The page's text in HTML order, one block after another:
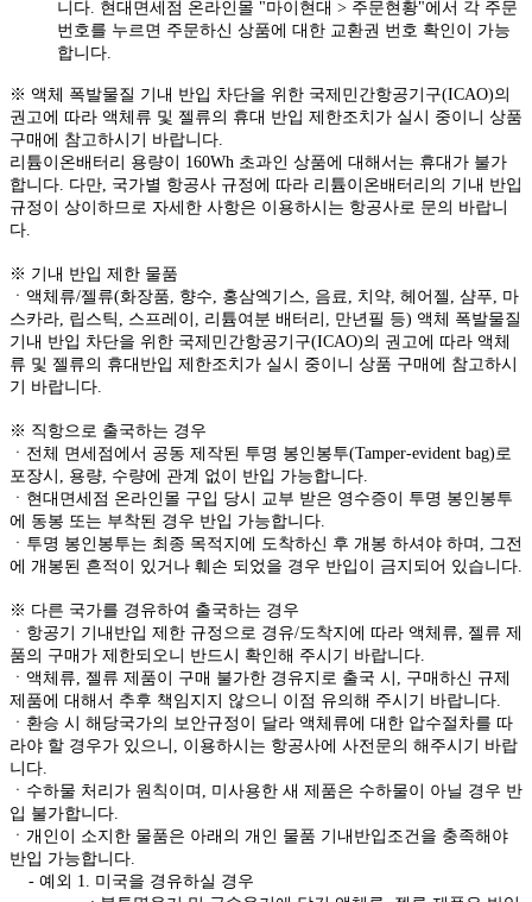
니다. 현대면세점 온라인몰 "마이현대 > 주문현황"에서 각 주문
번호를 누르면 주문하신 상품에 대한 교환권 번호 확인이 가능
합니다.
※ 액체 폭발물질 기내 반입 차단을 위한 국제민간항공기구(ICAO)의
권고에 따라 액체류 및 젤류의 휴대 반입 제한조치가 실시 중이니 상품
구매에 참고하시기 바랍니다.
리튬이온배터리 용량이 160Wh 초과인 상품에 대해서는 휴대가 불가
합니다. 다만, 국가별 항공사 규정에 따라 리튬이온배터리의 기내 반입
규정이 상이하므로 자세한 사항은 이용하시는 항공사로 문의 바랍니
다.
※ 기내 반입 제한 물품
ㆍ액체류/젤류(화장품, 향수, 홍삼엑기스, 음료, 치약, 헤어젤, 샴푸, 마
스카라, 립스틱, 스프레이, 리튬여분 배터리, 만년필 등) 액체 폭발물질
기내 반입 차단을 위한 국제민간항공기구(ICAO)의 권고에 따라 액체
류 및 젤류의 휴대반입 제한조치가 실시 중이니 상품 구매에 참고하시
기 바랍니다.
※ 직항으로 출국하는 경우
ㆍ전체 면세점에서 공동 제작된 투명 봉인봉투(Tamper-evident bag)로
포장시, 용량, 수량에 관계 없이 반입 가능합니다.
ㆍ현대면세점 온라인몰 구입 당시 교부 받은 영수증이 투명 봉인봉투
에 동봉 또는 부착된 경우 반입 가능합니다.
ㆍ투명 봉인봉투는 최종 목적지에 도착하신 후 개봉 하셔야 하며, 그전
에 개봉된 흔적이 있거나 훼손 되었을 경우 반입이 금지되어 있습니다.
※ 다른 국가를 경유하여 출국하는 경우
ㆍ항공기 기내반입 제한 규정으로 경유/도착지에 따라 액체류, 젤류 제
품의 구매가 제한되오니 반드시 확인해 주시기 바랍니다.
ㆍ액체류, 젤류 제품이 구매 불가한 경유지로 출국 시, 구매하신 규제
제품에 대해서 추후 책임지지 않으니 이점 유의해 주시기 바랍니다.
ㆍ환승 시 해당국가의 보안규정이 달라 액체류에 대한 압수절차를 따
라야 할 경우가 있으니, 이용하시는 항공사에 사전문의 해주시기 바랍
니다.
ㆍ수하물 처리가 원칙이며, 미사용한 새 제품은 수하물이 아닐 경우 반
입 불가합니다.
ㆍ개인이 소지한 물품은 아래의 개인 물품 기내반입조건을 충족해야
반입 가능합니다.
- 예외 1. 미국을 경유하실 경우